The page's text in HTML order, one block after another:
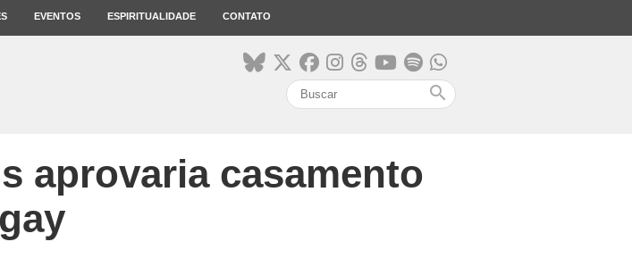
EVENTOS ESPIRITUALIDADE CONTATO
search
aprovaria casamento
gay